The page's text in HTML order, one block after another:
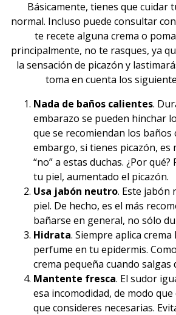
Básicamente, tienes que cuidar
normal. Incluso puede consultar
te recete alguna crema o
principalmente, no te rasques, ya
la sensación de picazón y
toma en cuenta los
Nada de baños calientes.
embarazo se pueden hinchar
que se recomiendan los baños
embargo, si tienes picazón, es
“no” a estas duchas. ¿Por
tu piel, aumentado el picazón.
Usa jabón neutro. Este jabón
piel. De hecho, es el más
bañarse en general, no sólo
Hidrata. Siempre aplica
perfume en tu epidermis.
crema pequeña cuando salgas
Mantente fresca. El sudor
esa incomodidad, de modo que
que consideres necesarias.